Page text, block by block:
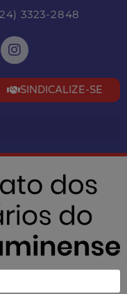
3323-2848
SINDICALIZE-SE